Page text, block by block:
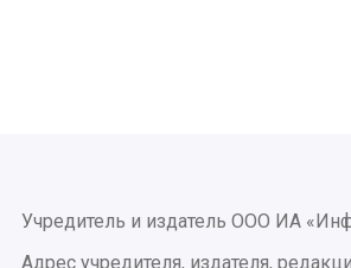
Учредитель и издатель ООО ИА
Адрес учредителя, издателя,